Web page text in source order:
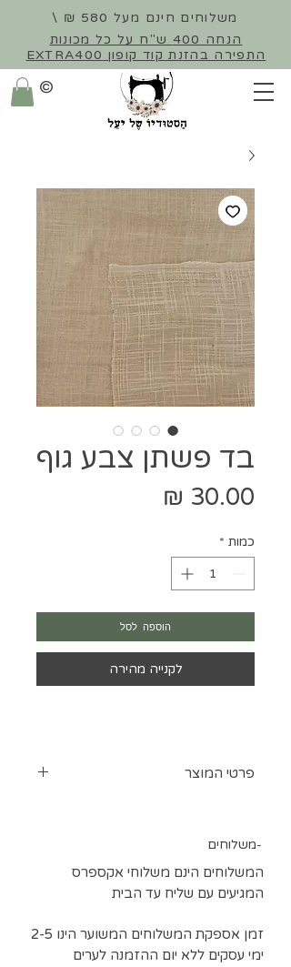
משלוחים חינם מעל 580 ₪ \
הנחה 400 ש"ח על כל מכונות
התפירה בהזנת קוד קופון EXTRA400
©
בד פשתן צבע גוף
כמות *
הוספה לסל
לקנייה מהירה
פרטי המוצר
נוספים בתיאום
גובה בד 150 ס"מ
בהזמנה של מוצרים אחרים ניתן לצרף
משלוחים-
המשלוחים הינם משלוחי אקספרס
המגיעים עם שליח עד הבית
זמן אספקת המשלוחים המשוער הינו 2-5
ימי עסקים ללא יום ההזמנה לערים